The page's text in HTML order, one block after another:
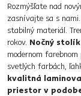
Rozmýšľate nad
zasnívajte sa s
stabilný materiál.
rokov. Nočný stolík
modernom farebnom
svetlých farbách,
kvalitná
priestor v